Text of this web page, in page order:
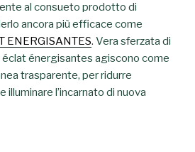
al consueto prodotto di
ancora più efficace come
ENERGISANTES. Vera sferzata di
énergisantes agiscono come
trasparente, per ridurre
illuminare l’incarnato di nuova